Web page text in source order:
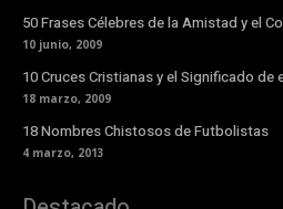
50 Frases Célebres de la Amistad y el
10 junio, 2009
10 Cruces Cristianas y el Significado
18 marzo, 2009
18 Nombres Chistosos de Futbolistas
4 marzo, 2013